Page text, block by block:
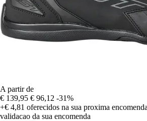
A partir de
€ 139,95 € 96,12 -31%
+€ 4,81 oferecidos na sua proxima encomenda
validacao da sua encomenda